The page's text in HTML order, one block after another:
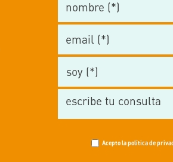
Acepto la política de